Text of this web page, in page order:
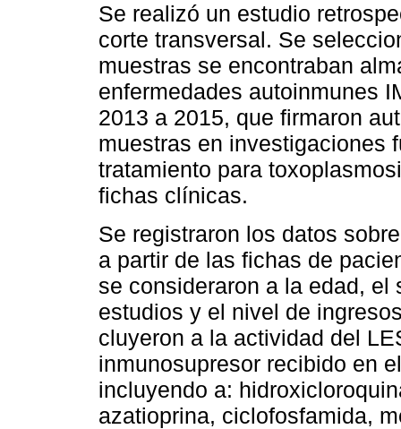
Se realizó un estudio
corte transversal. Se
muestras se encontraban
enfermedades autoinmunes
2013 a 2015, que firmaron
muestras en investigaciones
tratamiento para
fichas clínicas.
Se registraron los datos
a partir de las fichas de
se consideraron a la edad,
estudios y el nivel de
cluyeron a la actividad del
inmunosupresor recibido en
incluyendo a:
azatioprina, ciclofosfamida,